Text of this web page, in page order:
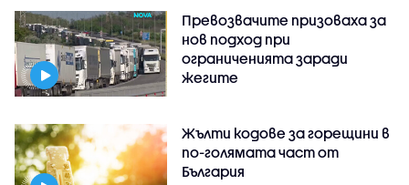
Превозвачите призоваха за
нов подход при
ограниченията заради
жегите
Жълти кодове за горещини в
по-голямата част от
България